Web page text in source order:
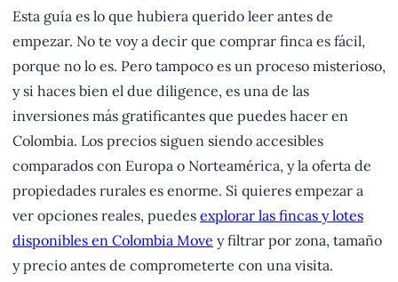
Esta guía es lo que hubiera querido leer antes de
empezar. No te voy a decir que comprar finca es fácil,
porque no lo es. Pero tampoco es un proceso misterioso,
y si haces bien el due diligence, es una de las
inversiones más gratificantes que puedes hacer en
Colombia. Los precios siguen siendo accesibles
comparados con Europa o Norteamérica, y la oferta de
propiedades rurales es enorme. Si quieres empezar a
ver opciones reales, puedes explorar las fincas y lotes
disponibles en Colombia Move y filtrar por zona, tamaño
y precio antes de comprometerte con una visita.